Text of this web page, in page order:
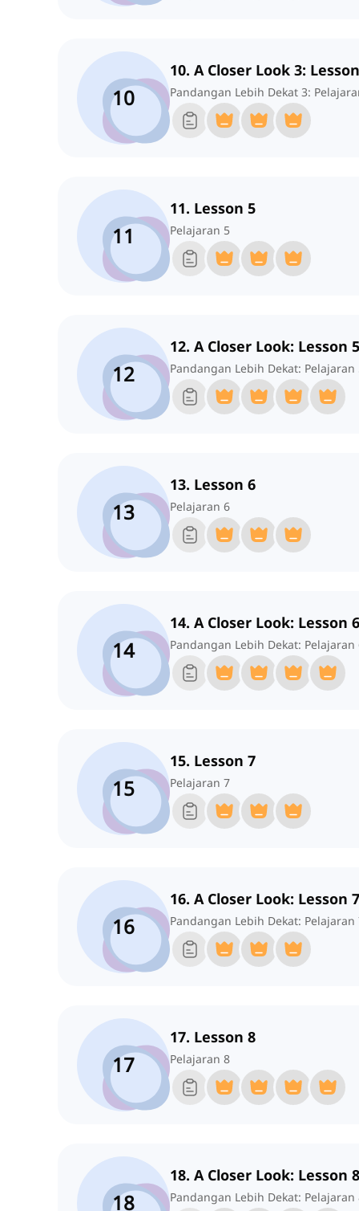
10
10. A Closer Look 3:
Pandangan Lebih Dekat 3:
11
11. Lesson 5
Pelajaran 5
12
12. A Closer Look: Lesson 5
Pandangan Lebih Dekat: Pelajaran
13
13. Lesson 6
Pelajaran 6
14
14. A Closer Look: Lesson 6
Pandangan Lebih Dekat: Pelajaran
15
15. Lesson 7
Pelajaran 7
16
16. A Closer Look: Lesson 7
Pandangan Lebih Dekat: Pelajaran
17
17. Lesson 8
Pelajaran 8
18
18. A Closer Look: Lesson 8
Pandangan Lebih Dekat: Pelajaran